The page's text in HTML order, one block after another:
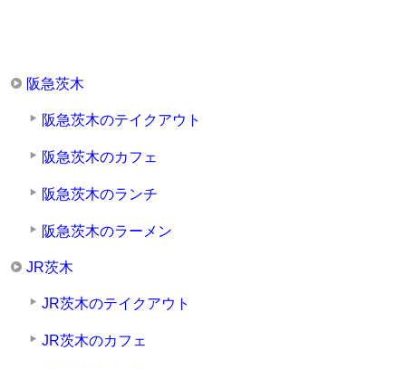
阪急茨木
阪急茨木のテイクアウト
阪急茨木のカフェ
阪急茨木のランチ
阪急茨木のラーメン
JR茨木
JR茨木のテイクアウト
JR茨木のカフェ